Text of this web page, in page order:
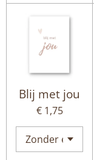
Blij met jou
€ 1,75